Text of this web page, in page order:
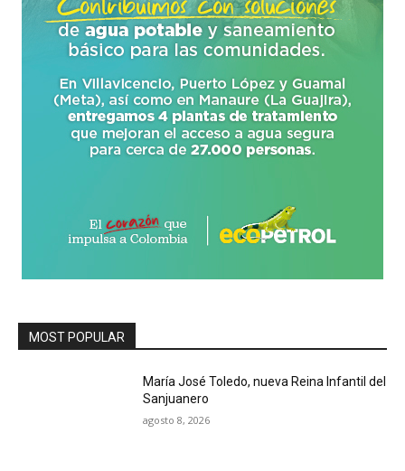
MOST POPULAR
María José Toledo, nueva Reina Infantil del
Sanjuanero
agosto 8, 2026